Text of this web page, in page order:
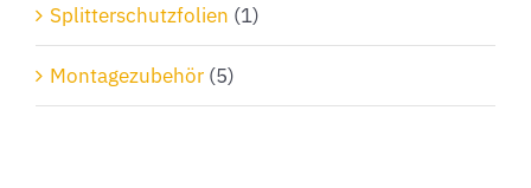
Splitterschutzfolien (1)
Montagezubehör (5)